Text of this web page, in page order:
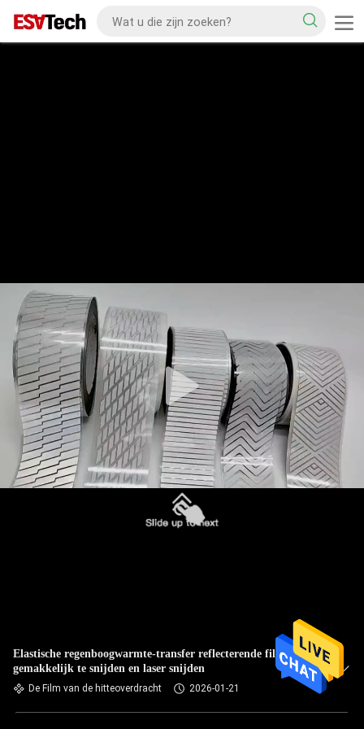
Elastische regenboogwarmte-transfer reflecterende film
gemakkelijk te snijden en laser snijden
De Film van de hitteoverdracht 2026-01-21